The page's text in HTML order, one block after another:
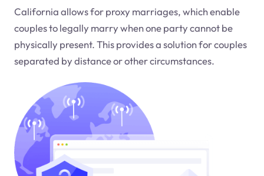
California allows for proxy marriages, which enable
couples to legally marry when one party cannot be
physically present. This provides a solution for couples
separated by distance or other circumstances.